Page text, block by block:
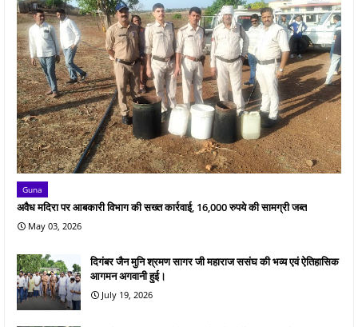
Guna
अवैध मदिरा पर आबकारी विभाग की सख्त कार्रवाई, 16,000 रुपये की सामग्री जब्त
May 03, 2026
दिगंबर जैन मुनि श्रमण सागर जी महाराज ससंघ की भव्य एवं ऐतिहासिक
आगमन अगवानी हुई।
July 19, 2026